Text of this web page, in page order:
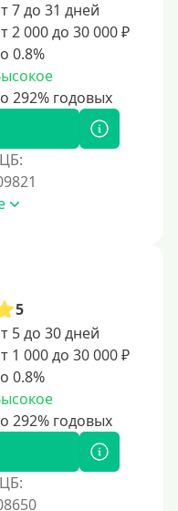
7 до 31 дней
2 000 до 30 000 ₽
0.8%
5
5 до 30 дней
1 000 до 30 000 ₽
0.8%